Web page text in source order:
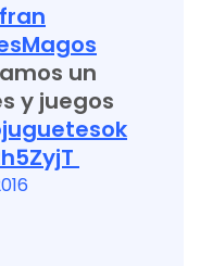
un
y juegos